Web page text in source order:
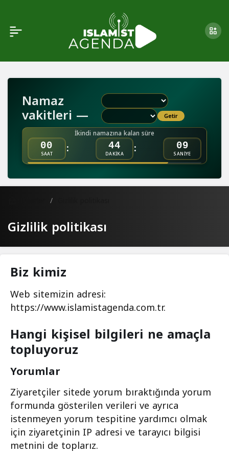
Namaz
vakitleri — Getir
İkindi namazına kalan süre
00
SAAT : 44
DAKİKA : 09
SANİYE
Gizlilik politikası
Biz kimiz
Web sitemizin adresi:
https://www.islamistagenda.com.tr.
Hangi kişisel bilgileri ne amaçla
topluyoruz
Yorumlar
Ziyaretçiler sitede yorum bıraktığında yorum
formunda gösterilen verileri ve ayrıca
istenmeyen yorum tespitine yardımcı olmak
için ziyaretçinin IP adresi ve tarayıcı bilgisi
metnini de toplarız.